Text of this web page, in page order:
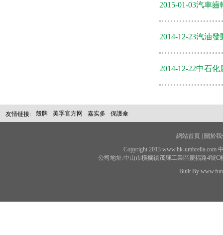
2015-01-03汽車齒
2014-12-23汽油發
2014-12-22中石化
友情链接: 殼牌 美孚官方网 嘉实多 保護傘
網站首頁 |
關於
Copyright 2013 www.hk-umbrella.com
公司地址:中山市橫欄鎮茂輝工業區慶福路4號C
Built By